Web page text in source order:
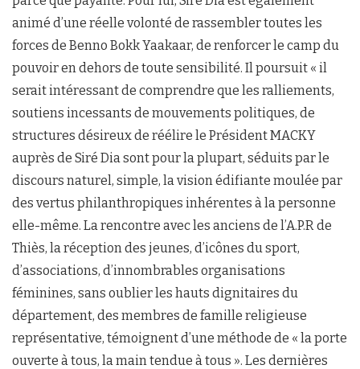
animé d’une réelle volonté de rassembler toutes les
forces de Benno Bokk Yaakaar, de renforcer le camp du
pouvoir en dehors de toute sensibilité. Il poursuit « il
serait intéressant de comprendre que les ralliements,
soutiens incessants de mouvements politiques, de
structures désireux de réélire le Président MACKY
auprès de Siré Dia sont pour la plupart, séduits par le
discours naturel, simple, la vision édifiante moulée par
des vertus philanthropiques inhérentes à la personne
elle-même. La rencontre avec les anciens de l’A.P.R de
Thiès, la réception des jeunes, d’icônes du sport,
d’associations, d’innombrables organisations
féminines, sans oublier les hauts dignitaires du
département, des membres de famille religieuse
représentative, témoignent d’une méthode de « la porte
ouverte à tous, la main tendue à tous ». Les dernières